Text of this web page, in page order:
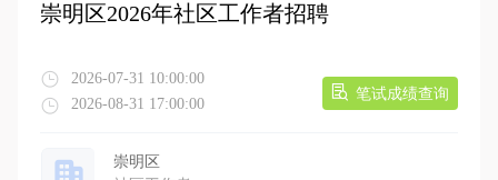
崇明区2026年社区工作者招聘
2026-07-31 10:00:00
2026-08-31 17:00:00
笔试成绩查询
崇明区